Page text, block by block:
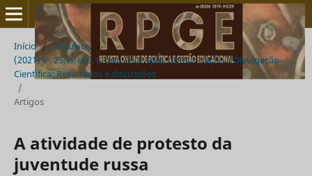
Início / Arquivos
/
(2021) v . 25, n. esp. 6, dez. Educação, Comunicação e Divulgação
Cientifica: Resultados e discussões
/
Artigos
A atividade de protesto da
juventude russa